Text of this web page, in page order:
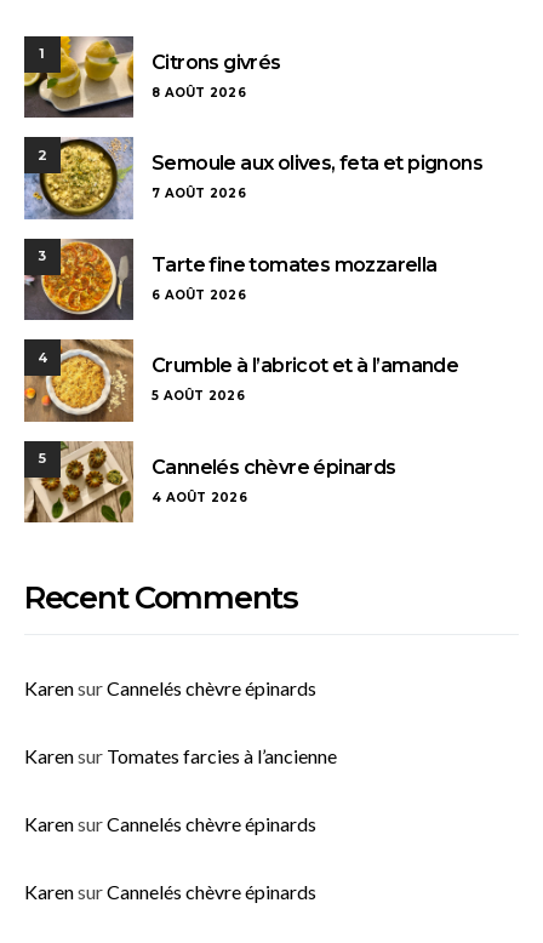
1 Citrons givrés
8 AOÛT 2026
2 Semoule aux olives, feta et pignons
7 AOÛT 2026
3 Tarte fine tomates mozzarella
6 AOÛT 2026
4 Crumble à l’abricot et à l’amande
5 AOÛT 2026
5 Cannelés chèvre épinards
4 AOÛT 2026
Recent Comments
KarensurCannelés chèvre épinards
Karensur Tomates farcies à l’ancienne
KarensurCannelés chèvre épinards
KarensurCannelés chèvre épinards